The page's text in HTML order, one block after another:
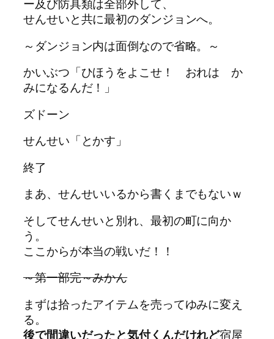
ー及び防具類は全部外して、
せんせいと共に最初のダンジョンへ。
～ダンジョン内は面倒なので省略。～
かいぶつ「ひほうをよこせ！ おれは か
みになるんだ！」
ズドーン
せんせい「とかす」
終了
まあ、せんせいいるから書くまでもないｗ
そしてせんせいと別れ、最初の町に向か
う。
ここからが本当の戦いだ！！
～第一部完～みかん
まずは拾ったアイテムを売ってゆみに変え
る。
後で間違いだったと気付くんだけれど宿屋